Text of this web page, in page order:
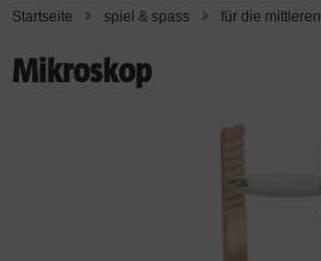
Startseite spiel & spass für die mittleren
Mikroskop